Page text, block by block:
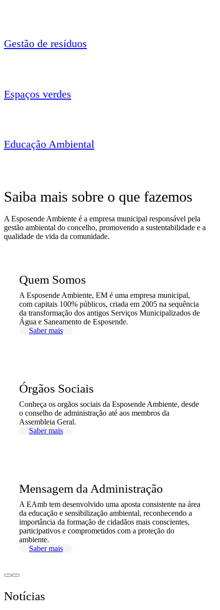
Gestão de resíduos
Espaços verdes
Educação Ambiental
Saiba mais sobre o que fazemos
A Esposende Ambiente é a empresa municipal responsável pela
gestão ambiental do concelho, promovendo a sustentabilidade e a
qualidade de vida da comunidade.
Quem Somos
A Esposende Ambiente, EM é uma empresa municipal,
com capitais 100% públicos, criada em 2005 na sequência
da transformação dos antigos Serviços Municipalizados de
Água e Saneamento de Esposende.
Saber mais
Órgãos Sociais
Conheça os orgãos sociais da Esposende Ambiente, desde
o conselho de administração até aos membros da
Assembleia Geral.
Saber mais
Mensagem da Administração
A EAmb tem desenvolvido uma aposta consistente na área
da educação e sensibilização ambiental, reconhecendo a
importância da formação de cidadãos mais conscientes,
participativos e comprometidos com a proteção do
ambiente.
Saber mais
Notícias